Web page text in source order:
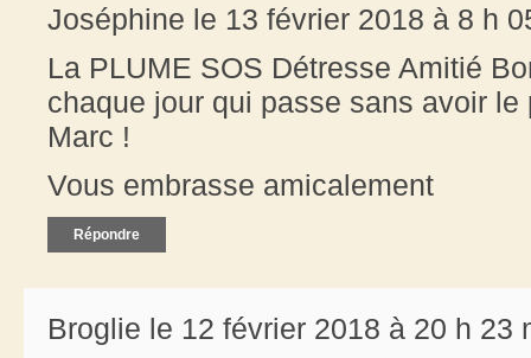
Joséphine le 13 février 2018 à 8 h
La PLUME SOS Détresse Amitié
chaque jour qui passe sans avoir
Marc !
Vous embrasse amicalement
Répondre
Broglie le 12 février 2018 à 20 h 23